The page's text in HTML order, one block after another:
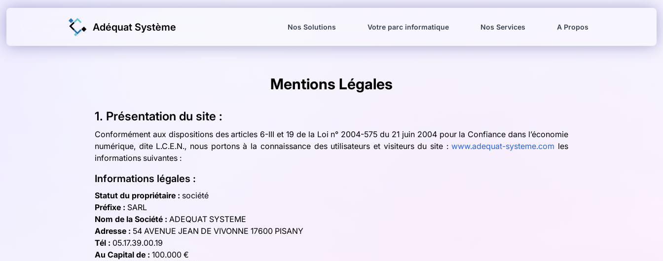
Adéquat Système Nos Solutions Votre parc informatique Nos Services A Propos
Mentions Légales
1. Présentation du site :
Conformément aux dispositions des articles 6-III et 19 de la Loi n° 2004-575 du 21 juin 2004 pour la Confiance dans l’économie
numérique, dite L.C.E.N., nous portons à la connaissance des utilisateurs et visiteurs du site :www.adequat-systeme.com les
informations suivantes :
Informations légales :
Statut du propriétaire : société
Préfixe : SARL
Nom de la Société : ADEQUAT SYSTEME
Adresse : 54 AVENUE JEAN DE VIVONNE 17600 PISANY
Tél : 05.17.39.00.19
Au Capital de : 100.000 €